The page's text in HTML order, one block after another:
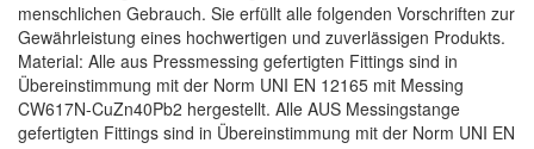
menschlichen Gebrauch. Sie erfüllt alle folgenden Vorschriften zur
Gewährleistung eines hochwertigen und zuverlässigen Produkts.
Material: Alle aus Pressmessing gefertigten Fittings sind in
Übereinstimmung mit der Norm UNI EN 12165 mit Messing
CW617N-CuZn40Pb2 hergestellt. Alle AUS Messingstange
gefertigten Fittings sind in Übereinstimmung mit der Norm UNI EN